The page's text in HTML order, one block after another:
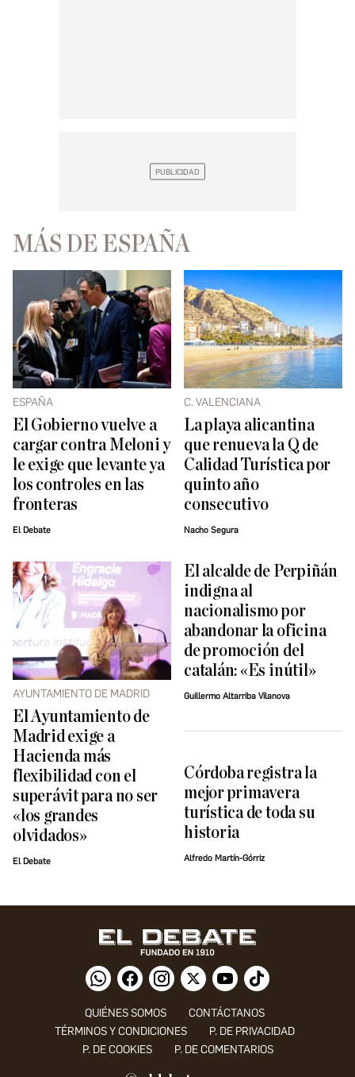
MÁS DE ESPAÑA
ESPAÑA
El Gobierno vuelve a
cargar contra Meloni y
le exige que levante ya
los controles en las
fronteras
El Debate
C. VALENCIANA
La playa alicantina
que renueva la Q de
Calidad Turística por
quinto año
consecutivo
Nacho Segura
AYUNTAMIENTO DE MADRID
El Ayuntamiento de
Madrid exige a
Hacienda más
flexibilidad con el
superávit para no ser
«los grandes
olvidados»
El Debate
El alcalde de Perpiñán
indigna al
nacionalismo por
abandonar la oficina
de promoción del
catalán: «Es inútil»
Guillermo Altarriba Vilanova
Córdoba registra la
mejor primavera
turística de toda su
historia
Alfredo Martín-Górriz
QUIÉNES SOMOS
CONTÁCTANOS
TÉRMINOS Y CONDICIONES
P. DE PRIVACIDAD
P. DE COOKIES
P. DE COMENTARIOS